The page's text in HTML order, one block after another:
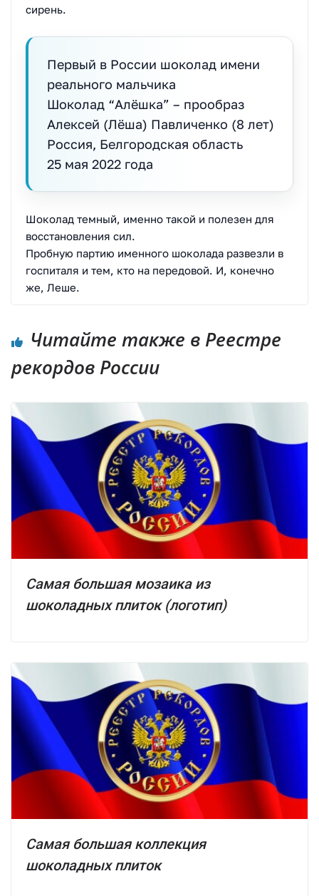
сирень.
Первый в России шоколад имени
реального мальчика
Шоколад “Алёшка” – прообраз
Алексей (Лёша) Павличенко (8 лет)
Россия, Белгородская область
25 мая 2022 года
Шоколад темный, именно такой и полезен для
восстановления сил.
Пробную партию именного шоколада развезли в
госпиталя и тем, кто на передовой. И, конечно
же, Леше.
Читайте также в Реестре
рекордов России
Самая большая мозаика из
шоколадных плиток (логотип)
Самая большая коллекция
шоколадных плиток